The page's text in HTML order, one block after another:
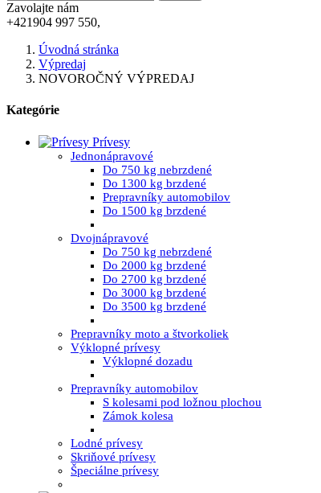
Zavolajte nám
+421904 997 550,
Úvodná stránka
Výpredaj
NOVOROČNÝ VÝPREDAJ
Kategórie
Prívesy
Jednonápravové
Do 750 kg nebrzdené
Do 1300 kg brzdené
Prepravníky automobilov
Do 1500 kg brzdené
Dvojnápravové
Do 750 kg nebrzdené
Do 2000 kg brzdené
Do 2700 kg brzdené
Do 3000 kg brzdené
Do 3500 kg brzdené
Prepravníky moto a štvorkoliek
Výklopné prívesy
Výklopné dozadu
Prepravníky automobilov
S kolesami pod ložnou plochou
Zámok kolesa
Lodné prívesy
Skriňové prívesy
Špeciálne prívesy